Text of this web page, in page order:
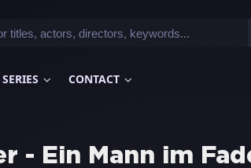
SERIES CONTACT
- Ein Mann im